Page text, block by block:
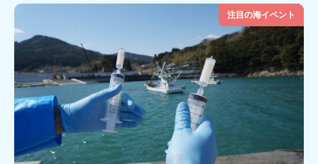
注目の海イベント